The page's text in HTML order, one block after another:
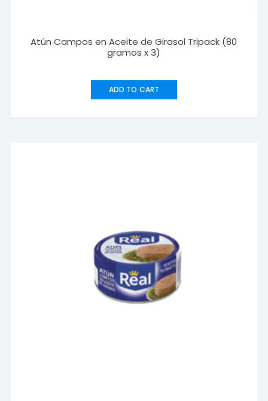
Atún Campos en Aceite de Girasol Tripack (80
gramos x 3)
ADD TO CART